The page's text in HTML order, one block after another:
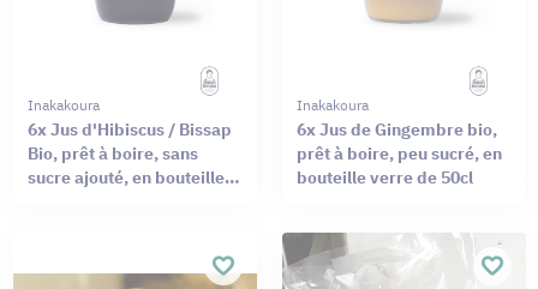
Inakakoura
6x Jus d'Hibiscus / Bissap
Bio, prêt à boire, sans
sucre ajouté, en bouteille
Inakakoura
6x Jus de Gingembre bio,
prêt à boire, peu sucré, en
bouteille verre de 50cl